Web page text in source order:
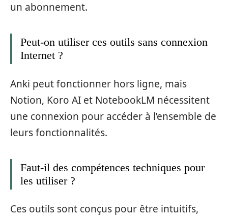
un abonnement.
Peut-on utiliser ces outils sans connexion
Internet ?
Anki peut fonctionner hors ligne, mais
Notion, Koro AI et NotebookLM nécessitent
une connexion pour accéder à l’ensemble de
leurs fonctionnalités.
Faut-il des compétences techniques pour
les utiliser ?
Ces outils sont conçus pour être intuitifs,